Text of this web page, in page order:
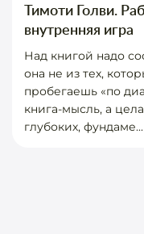
Тимоти Голви.
внутренняя игра
Над книгой надо
она не из тех,
пробегаешь «по
книга-мысль, а
глубоких, фундаме...